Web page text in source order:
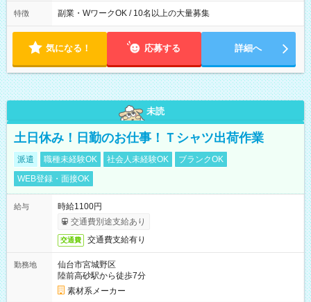
フトの決め方】 シフトサイクル：1ヶ月 シフト提出期限：シフ
・昼休憩1時間、その他小休憩あり
特徴 副業・WワークOK / 10名以上の大量募集
気になる！ 応募する 詳細へ
未読
土日休み！日勤のお仕事！Ｔシャツ出荷作業
派遣 職種未経験OK 社会人未経験OK
ブランクOK
WEB登録・面接OK
給与
時給1100円
交通費別途支給あり
交通費 交通費支給有り
勤務地
仙台市宮城野区
陸前高砂駅から徒歩7分
素材系メーカー